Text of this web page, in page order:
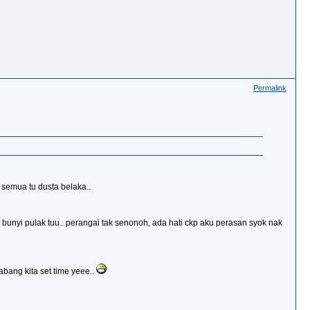
Permalink
tu dusta belaka..
pulak tuu.. perangai tak senonoh, ada hati ckp aku perasan syok nak
kita set time yeee..